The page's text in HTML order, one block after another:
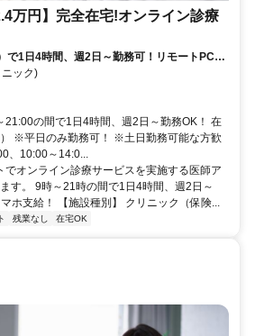
万円】完全在宅!オンライン診療
で1日4時間、週2日～勤務可！リモートPC・
ック)
21:00の間で1日4時間、週2日～勤務OK！ 在
※平日のみ勤務可！ ※土日勤務可能な方歓
、10:00～14:0...
でオンライン診療サービスを実施する医師ア
す。 9時～21時の間で1日4時間、週2日～
ホ支給！ 【施設種別】 クリニック（保険...
残業なし 在宅OK